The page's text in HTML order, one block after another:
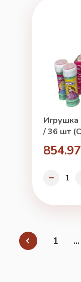
Игрушка
/ 36 шт
1 ...